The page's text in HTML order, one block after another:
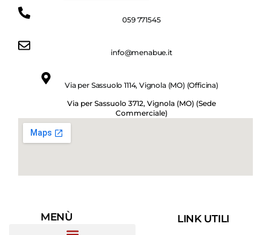
059 771545
info@menabue.it
Via per Sassuolo 1114, Vignola (MO) (Officina)
Via per Sassuolo 3712, Vignola (MO) (Sede
Commerciale)
MENÙ LINK UTILI